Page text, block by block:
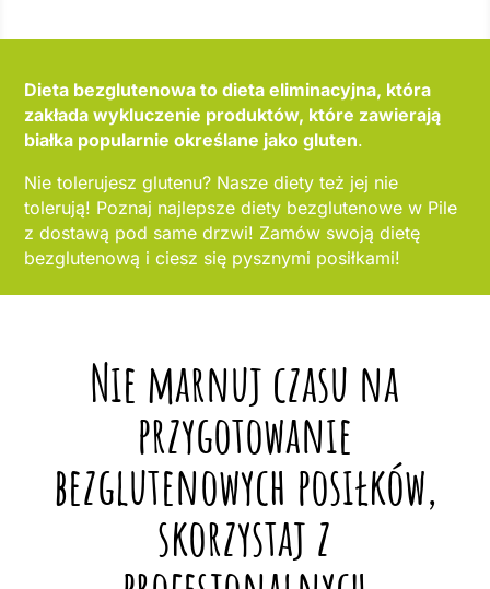
Dieta bezglutenowa to dieta eliminacyjna, która
zakłada wykluczenie produktów, które zawierają
białka popularnie określane jako gluten.
Nie tolerujesz glutenu? Nasze diety też jej nie
tolerują! Poznaj najlepsze diety bezglutenowe w Pile
z dostawą pod same drzwi! Zamów swoją dietę
bezglutenową i ciesz się pysznymi posiłkami!
Nie marnuj czasu na
przygotowanie
bezglutenowych posiłków,
skorzystaj z